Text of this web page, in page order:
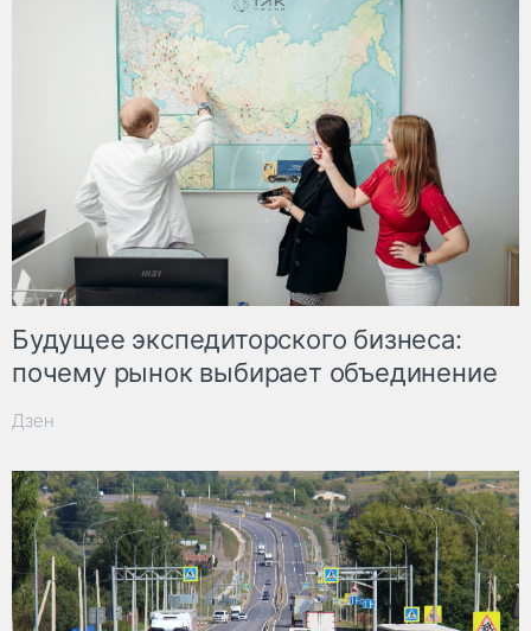
Будущее экспедиторского бизнеса:
почему рынок выбирает объединение
Дзен